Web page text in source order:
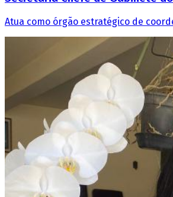
Atua como órgão estratégico de